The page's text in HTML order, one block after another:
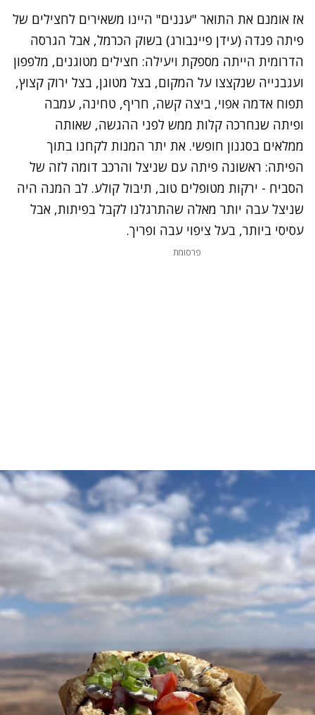
אז אומנם את התואר "עננים" היינו משאירים לחצילים של
פיתה פנדה (עידן פיינבורג) בשוק הכרמל, אבל הגרסה
הדרומית הייתה מספקת ויעילה: חצילים מטוגנים, מלפפון
ועגבנייה שנקצצו על המקום, בצל מטוגן, בצל ירוק קצוץ,
תפוח אדמה אפוי, ביצה קשה, חריף, טחינה, עמבה
ופיתה שנחרכה קלות ממש לפני ההגשה, שאותה
ממלאים בסגנון חופשי. את יתר המנות לקחנו בתוך
הפיתה: ראשונה פיתה עם שניצל והרכב דומה לזה של
הסביח - ירקות מטופלים טוב, תיבול קולע. לב המנה היה
שניצל עבה יותר מאלה שהתרגלנו לקבל בפיתות, אבל
עסיסי ביותר, בעל ציפוי עבה ופריך.
פרסומת